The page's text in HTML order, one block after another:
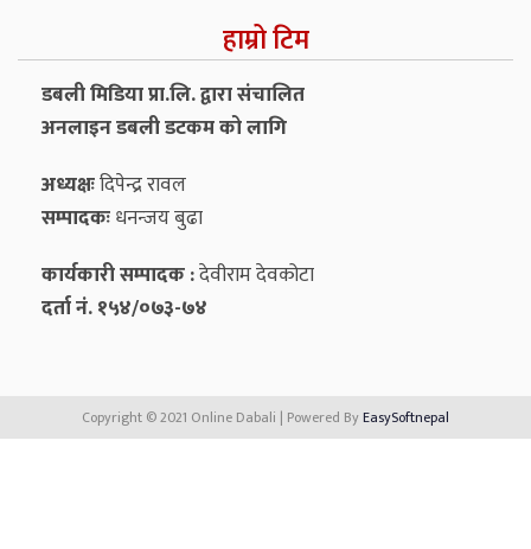
हाम्रो टिम
डबली मिडिया प्रा.लि. द्वारा संचालित
अनलाइन डबली डटकम को लागि
अध्यक्षःदिपेन्द्र रावल
सम्पादकःधनन्‍जय बुढा
कार्यकारी सम्पादक :देवीराम देवकोटा
दर्ता नं. १५४/०७३-७४
Copyright © 2021 Online Dabali | Powered ByEasySoftnepal